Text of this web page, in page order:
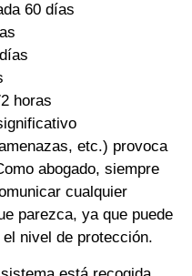
60 días
horas
etc.) provoca
abogado, siempre
cualquier
parezca, ya que puede
nivel de protección.